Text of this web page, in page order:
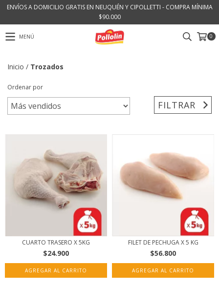
ENVÍOS A DOMICILIO GRATIS EN NEUQUÉN Y CIPOLLETTI - COMPRA MÍNIMA
$90.000
MENÚ 0
Inicio / Trozados
Ordenar por
FILTRAR
CUARTO TRASERO X 5KG
$24.900
FILET DE PECHUGA X 5 KG
$56.800